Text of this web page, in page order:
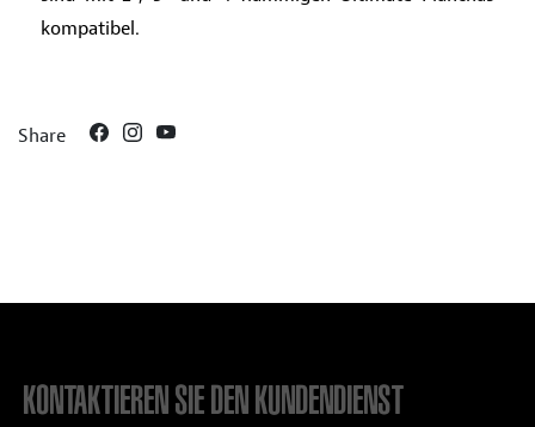
kompatibel.
Share
KONTAKTIEREN SIE DEN KUNDENDIENST